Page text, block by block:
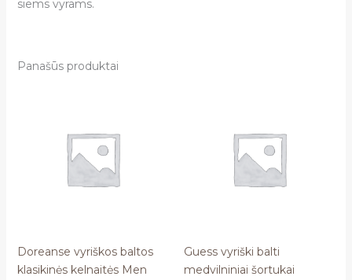
siems vyrams.
Panašūs produktai
Doreanse vyriškos baltos
klasikinės kelnaitės Men
Guess vyriški balti
medvilniniai šortukai